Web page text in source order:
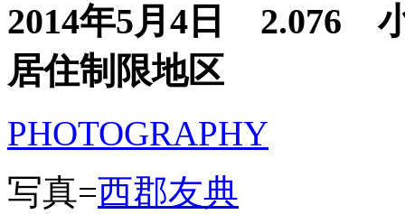
2014年5月4日
居住制限地区
PHOTOGRAPHY
写真=西郡友典